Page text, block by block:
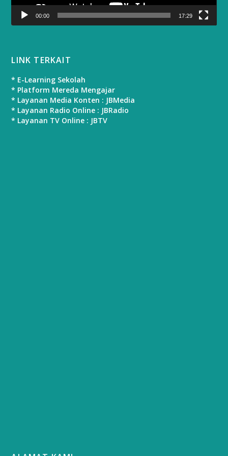
00:00 17:29
LINK TERKAIT
* E-Learning Sekolah
* Platform Mereda Mengajar
* Layanan Media Konten : JBMedia
* Layanan Radio Online : JBRadio
* Layanan TV Online : JBTV